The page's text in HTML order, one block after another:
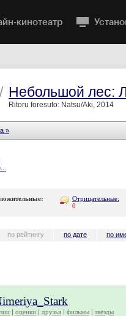
кинотеатр
/ Небольшой лес:
Ritoru foresuto: Natsu/Aki, 2014
»
Отрицательные:
0
по рейтингу по дате по
оценки друзья фильмы звёзды